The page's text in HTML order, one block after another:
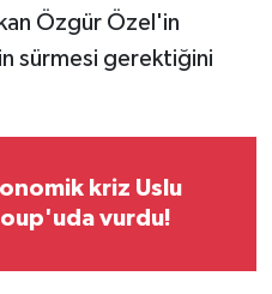
Özgür Özel'in
sürmesi gerektiğini
kriz Uslu
vurdu!